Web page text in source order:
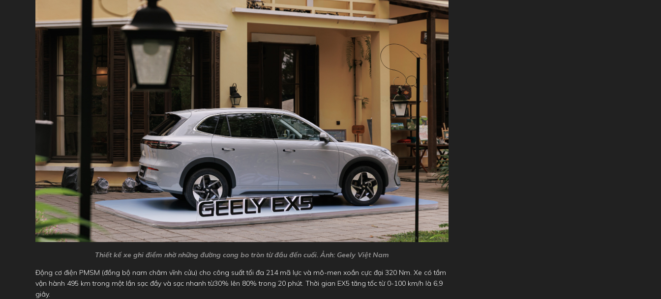
Thiết kế xe ghi điểm nhờ những đường cong bo tròn từ đầu đến cuối. Ảnh: Geely Việt Nam
Động cơ điện PMSM (đồng bộ nam châm vĩnh cửu) cho công suất tối đa 214 mã lực và mô-men xoắn cực đại 320 Nm. Xe có tầm
vận hành 495 km trong một lần sạc đầy và sạc nhanh từ30% lên 80% trong 20 phút. Thời gian EX5 tăng tốc từ 0-100 km/h là 6,9
giây.